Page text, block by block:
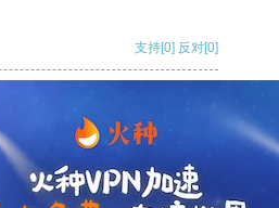
支持[0] 反对[0]